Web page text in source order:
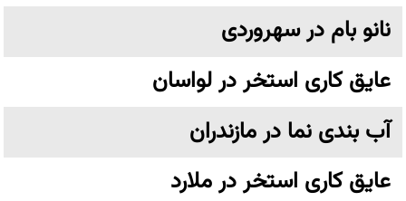
نانو بام در سهروردی
عایق کاری استخر در لواسان
آب بندی نما در مازندران
عایق کاری استخر در ملارد